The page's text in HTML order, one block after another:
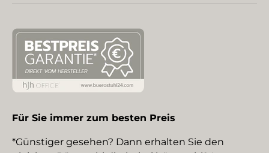
Für Sie immer zum besten Preis
*Günstiger gesehen? Dann erhalten Sie den